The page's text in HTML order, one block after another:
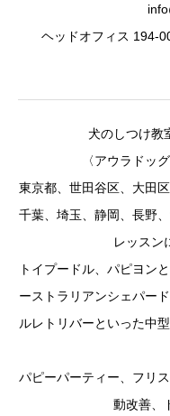
ヘッドオフィス 194-
犬のしつけ教
〈アウラドッ
東京都、世田谷区、大田
千葉、埼玉、静岡、長野
レッスン
トイプードル、パピヨン
ーストラリアンシェパー
ルレトリバーといった中
パピーパーティー、フリ
動改善、